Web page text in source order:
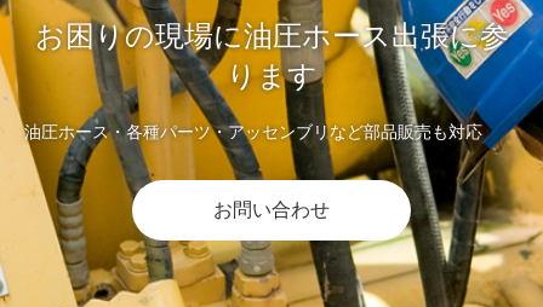
お困りの現場に油圧ホース出張に参
ります
油圧ホース・各種パーツ・アッセンブリなど部品販売も対応
お問い合わせ